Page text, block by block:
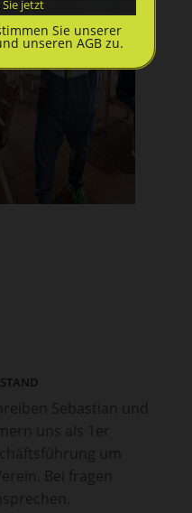
Sie unserer
unseren AGB zu.